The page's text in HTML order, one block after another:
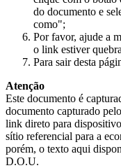
do documento e
como";
Por favor, ajude a
o link estiver
Para sair desta
Atenção
Este documento é
documento capturado
link direto para
sítio referencial para a
porém, o texto aqui
D.O.U.